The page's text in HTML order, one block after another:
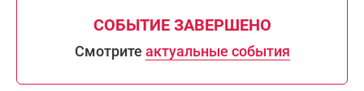
СОБЫТИЕ ЗАВЕРШЕНО
Смотрите актуальные события